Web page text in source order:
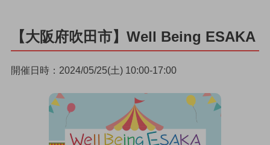
【大阪府吹田市】Well Being ESAKA
開催日時：2024/05/25(土) 10:00-17:00